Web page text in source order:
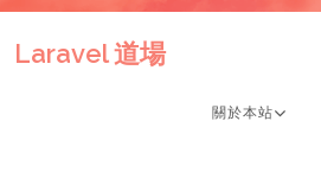
Laravel 道場
關於本站